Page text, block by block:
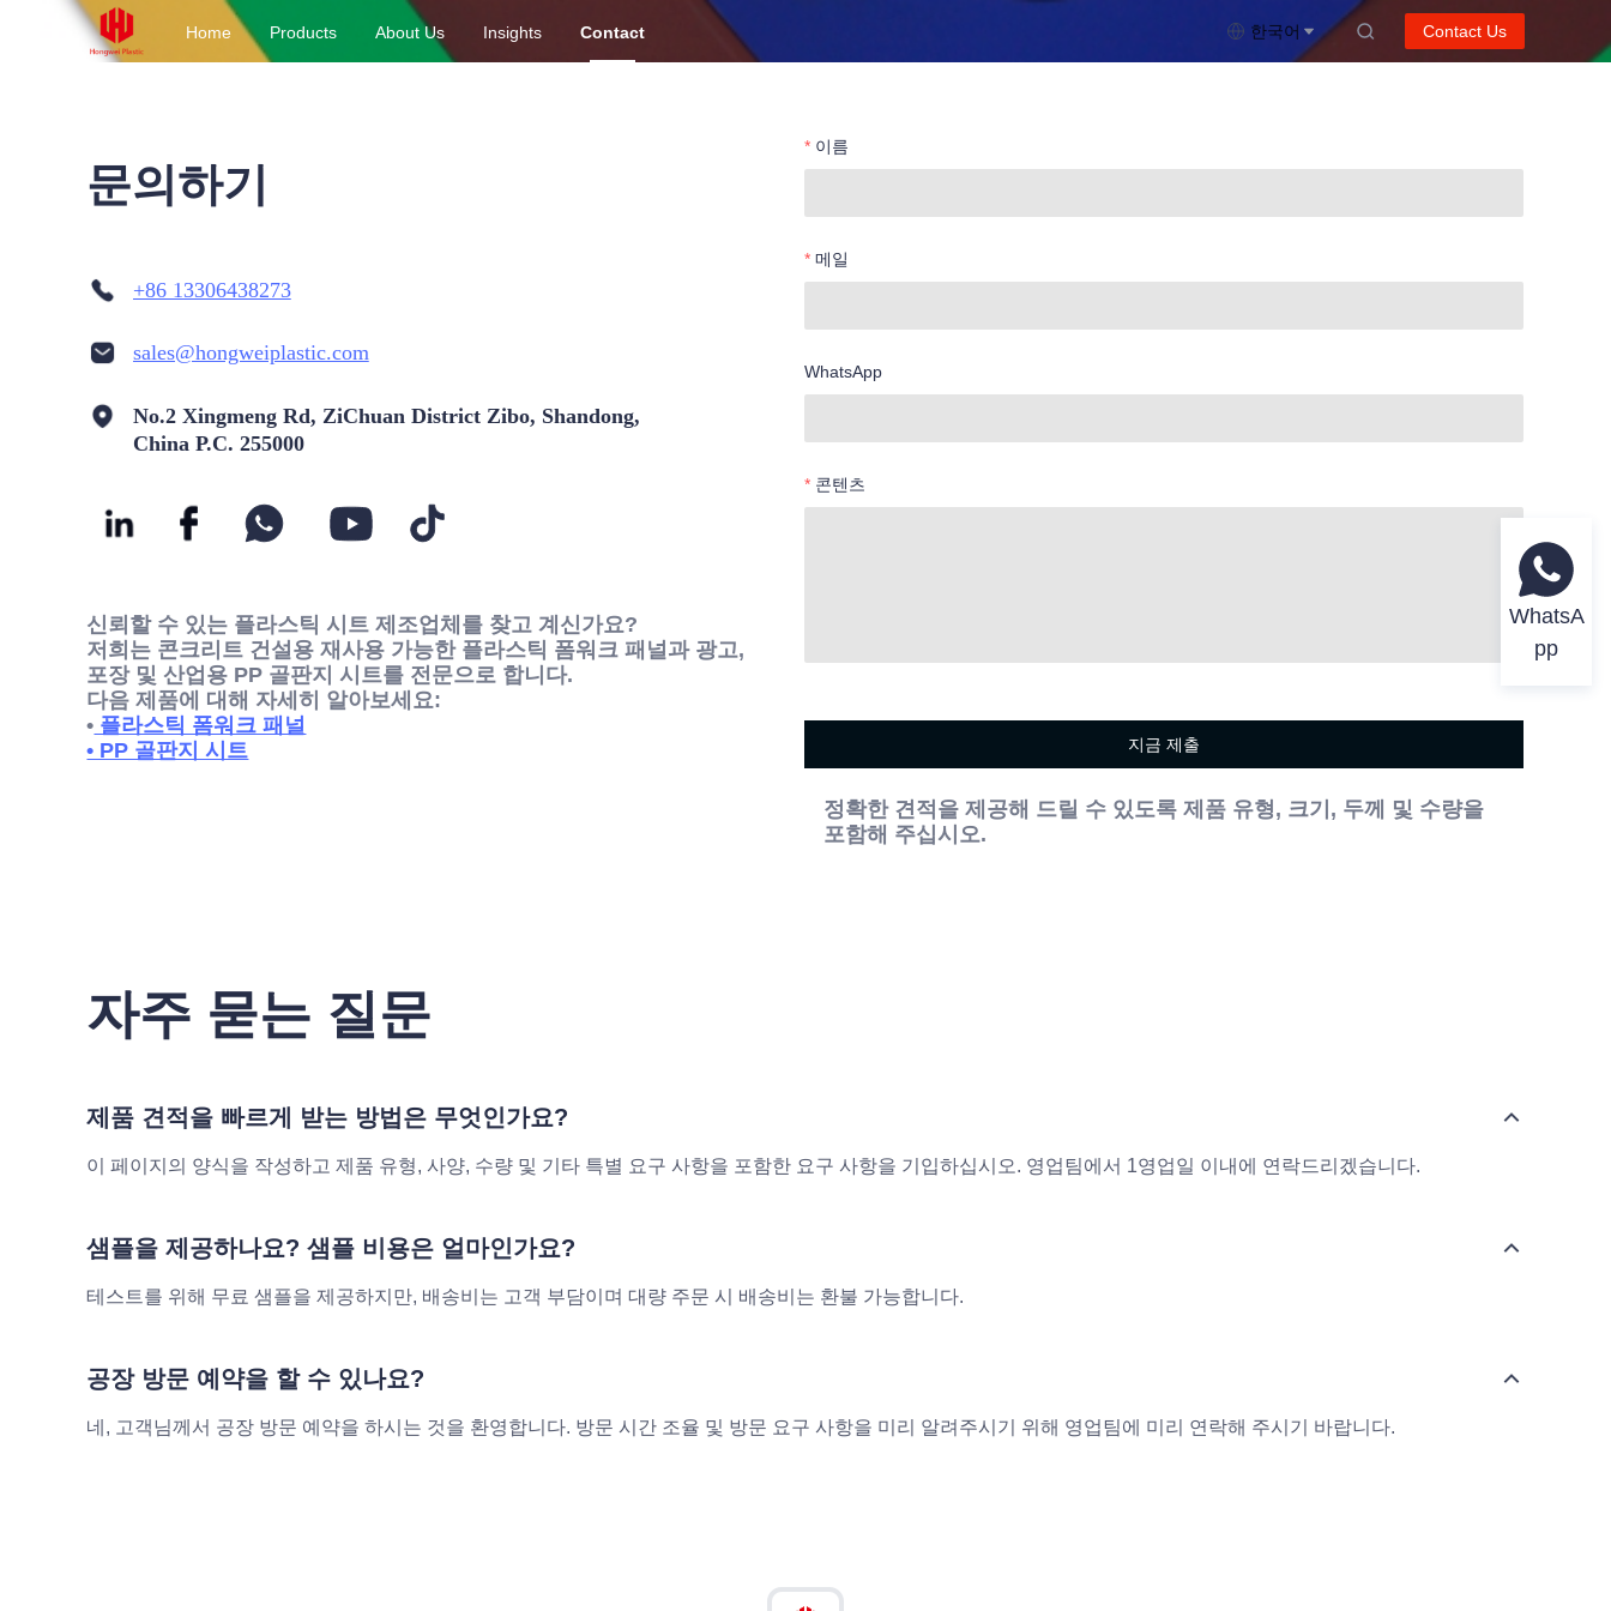
Home Products About Us Insights Contact 한국어 Contact Us
신뢰할 수 있는 플라스틱 시트 제조업체를 찾고 계신가요?
저희는 콘크리트 건설용 재사용 가능한 플라스틱 폼워크 패널과 광고,
포장 및 산업용 PP 골판지 시트를 전문으로 합니다.
다음 제품에 대해 자세히 알아보세요:
• 플라스틱 폼워크 패널
• PP 골판지 시트
문의하기
+86 13306438273
sales@hongweiplastic.com
No.2 Xingmeng Rd, ZiChuan District Zibo, Shandong,
China P.C. 255000
이름
메일
WhatsApp
콘텐츠
지금 제출
정확한 견적을 제공해 드릴 수 있도록 제품 유형, 크기, 두께 및 수량을
포함해 주십시오.
자주 묻는 질문
제품 견적을 빠르게 받는 방법은 무엇인가요?
이 페이지의 양식을 작성하고 제품 유형, 사양, 수량 및 기타 특별 요구 사항을 포함한 요구 사항을 기입하십시오. 영업팀에서 1영업일 이내에 연락드리겠습니다.
샘플을 제공하나요? 샘플 비용은 얼마인가요?
테스트를 위해 무료 샘플을 제공하지만, 배송비는 고객 부담이며 대량 주문 시 배송비는 환불 가능합니다.
공장 방문 예약을 할 수 있나요?
네, 고객님께서 공장 방문 예약을 하시는 것을 환영합니다. 방문 시간 조율 및 방문 요구 사항을 미리 알려주시기 위해 영업팀에 미리 연락해 주시기 바랍니다.
WhatsA
pp